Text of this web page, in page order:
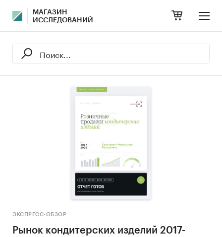
МАГАЗИН
ИССЛЕДОВАНИЙ
ЭКСПРЕСС-ОБЗОР
Рынок кондитерских изделий 2017-